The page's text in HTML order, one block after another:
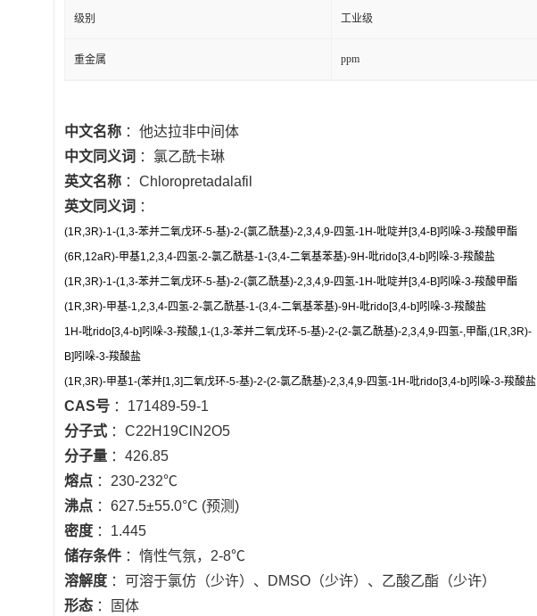
级别 工业级
重金属 ppm
中文名称 ：他达拉非中间体
中文同义词 ：氯乙酰卡琳
英文名称 ：Chloropretadalafil
英文同义词 ：
(1R,3R)-1-(1,3-苯并二氧戊环-5-基)-2-(氯乙酰基)-2,3,4,9-四氢-1H-吡啶并[3,4-B]吲哚-3-羧酸甲酯
(6R,12aR)-甲基1,2,3,4-四氢-2-氯乙酰基-1-(3,4-二氧基苯基)-9H-吡rido[3,4-b]吲哚-3-羧酸盐
(1R,3R)-1-(1,3-苯并二氧戊环-5-基)-2-(氯乙酰基)-2,3,4,9-四氢-1H-吡啶并[3,4-B]吲哚-3-羧酸甲酯
(1R,3R)-甲基-1,2,3,4-四氢-2-氯乙酰基-1-(3,4-二氧基苯基)-9H-吡rido[3,4-b]吲哚-3-羧酸盐
1H-吡rido[3,4-b]吲哚-3-羧酸,1-(1,3-苯并二氧戊环-5-基)-2-(2-氯乙酰基)-2,3,4,9-四氢-,甲酯,(1R,3R)-
B]吲哚-3-羧酸盐
(1R,3R)-甲基1-(苯并[1,3]二氧戊环-5-基)-2-(2-氯乙酰基)-2,3,4,9-四氢-1H-吡rido[3,4-b]吲哚-3-羧酸盐
CAS号 ：171489-59-1
分子式 ：C22H19ClN2O5
分子量 ：426.85
熔点 ：230-232℃
沸点 ：627.5±55.0°C (预测)
密度 ：1.445
储存条件 ：惰性气氛，2-8℃
溶解度 ：可溶于氯仿（少许）、DMSO（少许）、乙酸乙酯（少许）
形态 ：固体